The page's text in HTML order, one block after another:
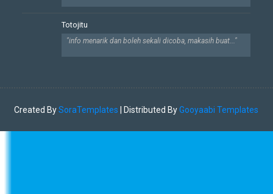
Totojitu
"info menarik dan boleh sekali dicoba, makasih buat..."
Created BySoraTemplates | Distributed ByGooyaabi Templates